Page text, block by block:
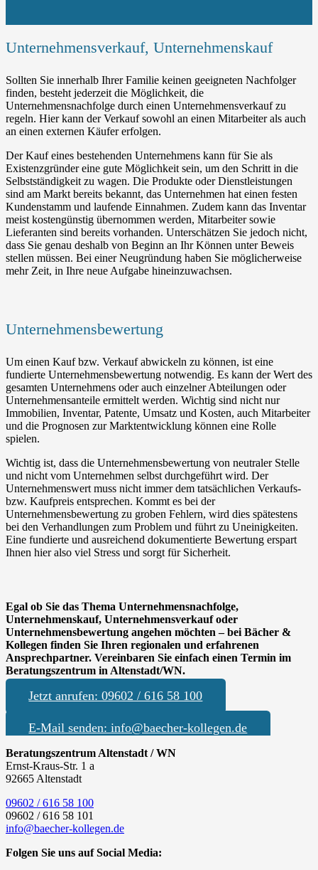
Unternehmensverkauf, Unternehmenskauf
Sollten Sie innerhalb Ihrer Familie keinen geeigneten Nachfolger
finden, besteht jederzeit die Möglichkeit, die
Unternehmensnachfolge durch einen Unternehmensverkauf zu
regeln. Hier kann der Verkauf sowohl an einen Mitarbeiter als auch
an einen externen Käufer erfolgen.
Der Kauf eines bestehenden Unternehmens kann für Sie als
Existenzgründer eine gute Möglichkeit sein, um den Schritt in die
Selbstständigkeit zu wagen. Die Produkte oder Dienstleistungen
sind am Markt bereits bekannt, das Unternehmen hat einen festen
Kundenstamm und laufende Einnahmen. Zudem kann das Inventar
meist kostengünstig übernommen werden, Mitarbeiter sowie
Lieferanten sind bereits vorhanden. Unterschätzen Sie jedoch nicht,
dass Sie genau deshalb von Beginn an Ihr Können unter Beweis
stellen müssen. Bei einer Neugründung haben Sie möglicherweise
mehr Zeit, in Ihre neue Aufgabe hineinzuwachsen.
Unternehmensbewertung
Um einen Kauf bzw. Verkauf abwickeln zu können, ist eine
fundierte Unternehmensbewertung notwendig. Es kann der Wert des
gesamten Unternehmens oder auch einzelner Abteilungen oder
Unternehmensanteile ermittelt werden. Wichtig sind nicht nur
Immobilien, Inventar, Patente, Umsatz und Kosten, auch Mitarbeiter
und die Prognosen zur Marktentwicklung können eine Rolle
spielen.
Wichtig ist, dass die Unternehmensbewertung von neutraler Stelle
und nicht vom Unternehmen selbst durchgeführt wird. Der
Unternehmenswert muss nicht immer dem tatsächlichen Verkaufs-
bzw. Kaufpreis entsprechen. Kommt es bei der
Unternehmensbewertung zu groben Fehlern, wird dies spätestens
bei den Verhandlungen zum Problem und führt zu Uneinigkeiten.
Eine fundierte und ausreichend dokumentierte Bewertung erspart
Ihnen hier also viel Stress und sorgt für Sicherheit.
Egal ob Sie das Thema Unternehmensnachfolge,
Unternehmenskauf, Unternehmensverkauf oder
Unternehmensbewertung angehen möchten – bei Bächer &
Kollegen finden Sie Ihren regionalen und erfahrenen
Ansprechpartner. Vereinbaren Sie einfach einen Termin im
Beratungszentrum in Altenstadt/WN.
Jetzt anrufen: 09602 / 616 58 100
E-Mail senden: info@baecher-kollegen.de
Beratungszentrum Altenstadt / WN
Ernst-Kraus-Str. 1 a
92665 Altenstadt
09602 / 616 58 100
09602 / 616 58 101
info@baecher-kollegen.de
Folgen Sie uns auf Social Media: